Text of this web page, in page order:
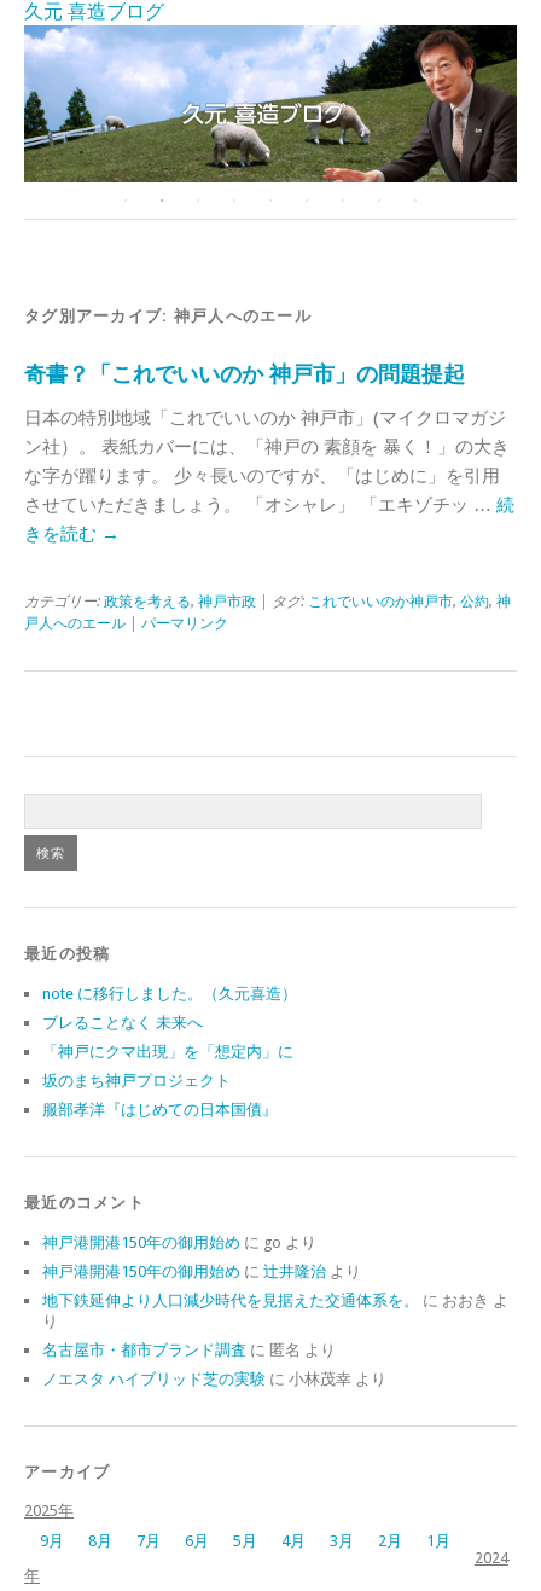
久元 喜造ブログ
タグ別アーカイブ: 神戸人へのエール
奇書？「これでいいのか 神戸市」の問題提起
日本の特別地域「これでいいのか 神戸市」(マイクロマガジ
ン社）。 表紙カバーには、「神戸の 素顔を 暴く！」の大き
な字が躍ります。 少々長いのですが、「はじめに」を引用
させていただきましょう。 「オシャレ」 「エキゾチッ … 続
きを読む →
カテゴリー: 政策を考える, 神戸市政 | タグ: これでいいのか神戸市, 公約, 神
戸人へのエール
パーマリンク
最近の投稿
note に移行しました。（久元喜造）
ブレることなく 未来へ
「神戸にクマ出現」を「想定内」に
坂のまち神戸プロジェクト
服部孝洋『はじめての日本国債』
最近のコメント
神戸港開港150年の御用始め に go より
神戸港開港150年の御用始め に 辻井隆治 より
地下鉄延伸より人口減少時代を見据えた交通体系を。
に おおき よ
り
名古屋市・都市ブランド調査 に 匿名 より
ノエスタ ハイブリッド芝の実験 に 小林茂幸 より
アーカイブ
2025年
9月
8月 7月 6月 5月 4月 3月 2月
1月
2024
年